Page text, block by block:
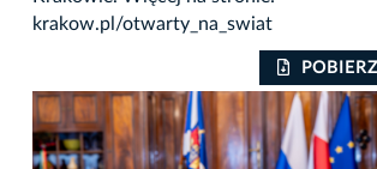
krakow.pl/otwarty_na_swiat